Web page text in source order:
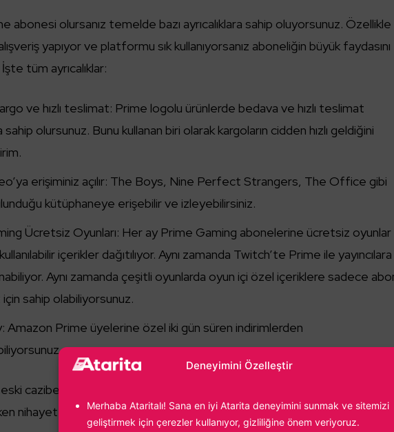
Deneyimini Özelleştir
Merhaba Ataritalı! Sana en iyi Atarita deneyimini sunmak ve sitemizi
geliştirmek için çerezler kullanıyor, gizliliğine önem veriyoruz.
abonesi olursanız temelde bazı ayrıcalıklara sahip oluyorsunuz. Özellikle
yapıyor ve platformu sık kullanıyorsanız aboneliğin büyük faydasını
tüm ayrıcalıklar:
ve hızlı teslimat: Prime logolu ürünlerde bedava ve hızlı teslimat
sahip olursunuz. Bunu kullanan biri olarak kargoların cidden hızlı geldiğini
erişiminiz açılır: The Boys, Nine Perfect Strangers, The Office gibi
kütüphaneye erişebilir ve izleyebilirsiniz.
Ücretsiz Oyunları: Her ay Prime Gaming abonelerine ücretsiz
içerikler dağıtılıyor. Aynı zamanda Twitch’te Prime ile yayıncılara
Aynı zamanda çeşitli oyunlarda oyun içi özel içeriklere sadece
sahip olabiliyorsunuz.
Amazon Prime üyelerine özel iki gün süren indirimlerden
cazibesi pek kalmayan Prime üyeliği bu şekilde. “Zamlanmayan bir bu
nihayet o da zamlandı.